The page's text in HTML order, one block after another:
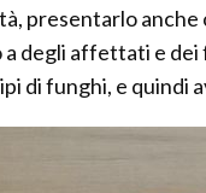
presentarlo
degli affettati e
di funghi, e quindi